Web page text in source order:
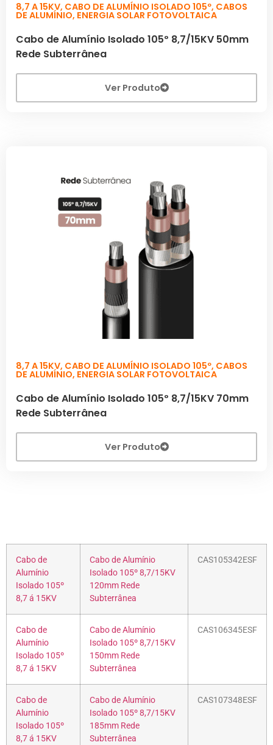
8,7 A 15KV, CABO DE ALUMÍNIO ISOLADO 105º, CABOS
DE ALUMÍNIO, ENERGIA SOLAR FOTOVOLTAICA
Cabo de Alumínio Isolado 105º 8,7/15KV 50mm
Rede Subterrânea
Ver Produto
8,7 A 15KV, CABO DE ALUMÍNIO ISOLADO 105º, CABOS
DE ALUMÍNIO, ENERGIA SOLAR FOTOVOLTAICA
Cabo de Alumínio Isolado 105º 8,7/15KV 70mm
Rede Subterrânea
Ver Produto
Cabo de
Alumínio
Isolado 105º
8,7 á 15KV
Cabo de Alumínio
Isolado 105º 8,7/15KV
120mm Rede
Subterrânea
CAS105342ESF
Cabo de
Alumínio
Isolado 105º
8,7 á 15KV
Cabo de Alumínio
Isolado 105º 8,7/15KV
150mm Rede
Subterrânea
CAS106345ESF
Cabo de
Alumínio
Isolado 105º
8,7 á 15KV
Cabo de Alumínio
Isolado 105º 8,7/15KV
185mm Rede
Subterrânea
CAS107348ESF